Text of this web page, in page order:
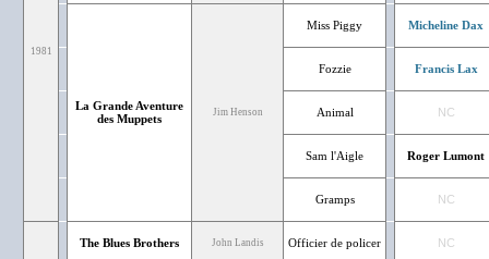
1981
La Grande Aventure
des Muppets
Jim Henson
Miss Piggy Micheline Dax
Fozzie Francis Lax
Animal NC
Sam l'Aigle Roger Lumont
Gramps NC
The Blues Brothers John Landis Officier de policer NC